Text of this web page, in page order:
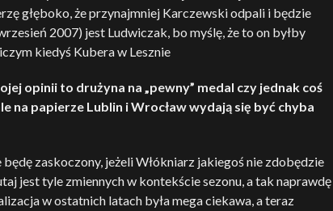
głęboko, że przynajmniej Karczewski odpali i będzie
2007) jest Ludwiczak, bo myślę, że to on byłby
kiedyś Kubera w Lesznie
opinii to drużyna na „pewny” medal czy jednak coś
na papierze Lublin i Wrocław wydają się być chyba
zaskoczony, jeżeli Włókniarz jakiegoś nie zdobędzie
jest tyle zmiennych w kontekście sezonu, a tak naprawdę
w ostatnich latach była mega ciekawa, a teraz